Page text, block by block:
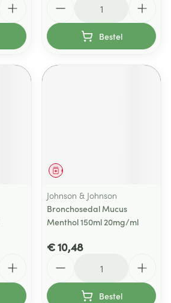
Bestel
Geneesmiddel
Johnson & Johnson
Bronchosedal Mucus
Menthol 150ml 20mg/ml
€ 10,48
Bestel